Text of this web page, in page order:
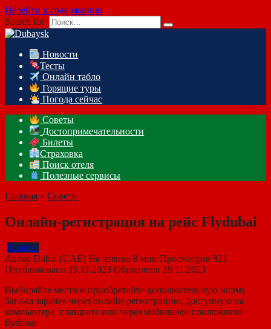
Перейти к содержанию
Search for:
Новости
Тесты
Онлайн табло
Горящие туры
Погода сейчас
Советы
Достопримечательности
Билеты
Страховка
Поиск отеля
Полезные сервисы
Главная » Советы
Онлайн-регистрация на рейс Flydubai
Советы
Автор Dubai (UAE) На чтение 8 мин Просмотров 821
Опубликовано 19.11.2023 Обновлено 19.11.2023
Выбирайте место и приобретайте дополнительную норму
багажа заранее через онлайн-регистрацию, доступную на
компьютере, планшете или через мобильное приложение
flydubai.